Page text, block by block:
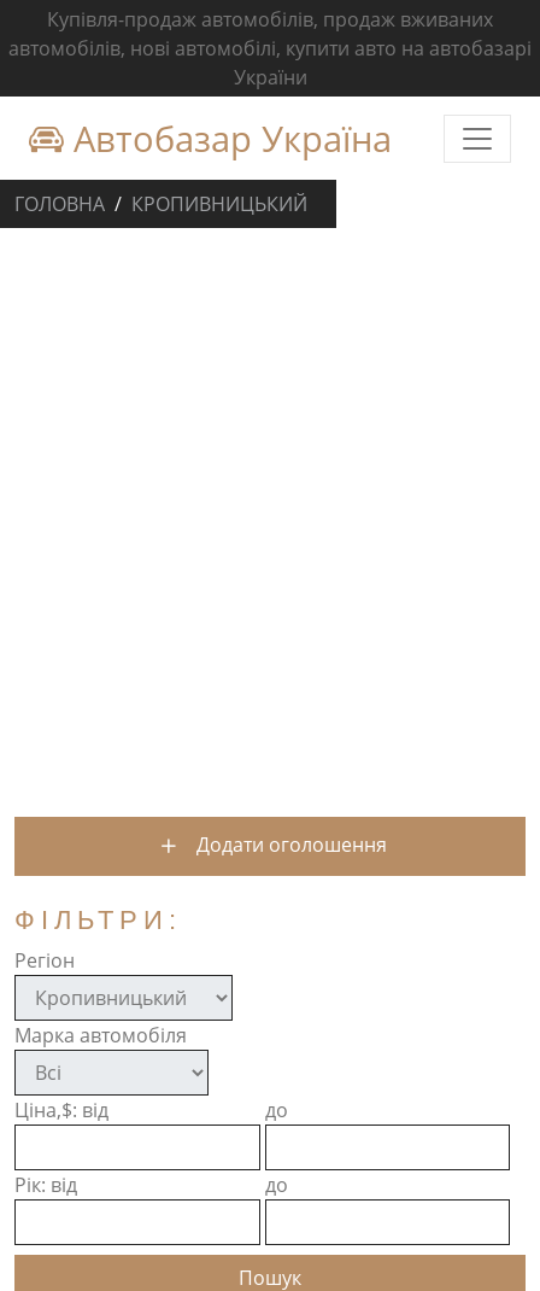
Купівля-продаж автомобілів, продаж вживаних
автомобілів, нові автомобілі, купити авто на автобазарі
України
Автобазар Україна
ГОЛОВНА КРОПИВНИЦЬКИЙ
Додати оголошення
ФІЛЬТРИ:
Регіон
Марка автомобіля
Ціна,$: від до
Рік: від до